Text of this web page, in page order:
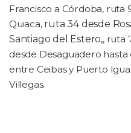
Francisco a Córdoba, ruta
Quiaca, ruta 34 desde
Santiago del Estero,, ruta
desde Desaguadero
entre Ceibas y Puerto
Villegas.